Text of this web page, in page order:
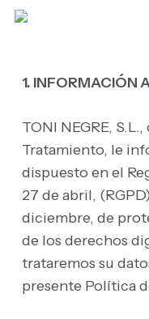
Skip
content
1. INFORMACIÓN
TONI NEGRE,
Tratamiento, le
dispuesto en el
27 de abril,
diciembre, de
de los derechos
trataremos su
presente Política